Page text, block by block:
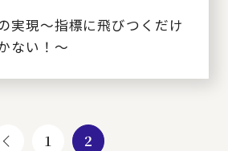
実現～指標に飛びつくだけ
ない！～
1 2